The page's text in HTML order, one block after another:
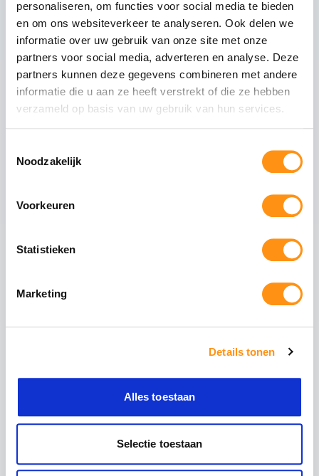
personaliseren, om functies voor social media te bieden
en om ons websiteverkeer te analyseren. Ook delen we
informatie over uw gebruik van onze site met onze
partners voor social media, adverteren en analyse. Deze
partners kunnen deze gegevens combineren met andere
informatie die u aan ze heeft verstrekt of die ze hebben
verzameld op basis van uw gebruik van hun services.
Noodzakelijk
Voorkeuren
Statistieken
Marketing
Details tonen
Alles toestaan
Selectie toestaan
Glastype
Helder glas
Geslepen (niet scherp)
Profielmateriaal
Aluminium 6063-T6
Afwerking
Antraciet RAL 7016
Wieltype
RVS 304, verstelbaar
Aantal rails
Veiligheid van gehard glas
Gehard glas (ESG - Einscheiben-Sicherheitsglas)
ondergaat een speciaal thermisch proces waarbij
vervolgens snel wordt afgekoeld. Dit creëert een
permanente drukspanning in het oppervlak,
Bestand tegen grote temperatuurverschillen
Voldoet aan EN 12150-1 norm
Dit pakket bevat